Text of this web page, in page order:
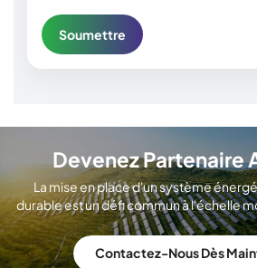
technologie ou de
produit ne répond pas aux
Soumettre
Devenez Partenaire
La mise en place d'un système
durable est un défi commun à l'échelle
un fabricant international de
Contactez-Nous Dès